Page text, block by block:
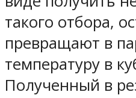
такого отбора,
превращают в
температуру в
Полученный в